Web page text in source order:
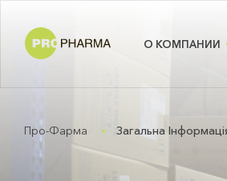
О КОМПАНИИ
Про-Фарма Загальна